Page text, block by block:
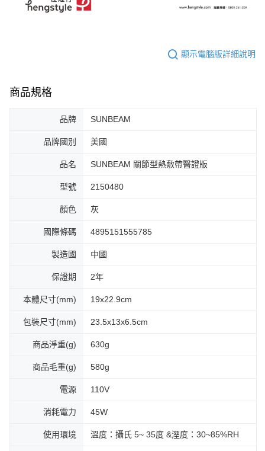
顯示電腦版詳細說明
商品規格
品牌 SUNBEAM
品牌國別 美國
品名 SUNBEAM 關節型熱敷帶醫證版
型號 2150480
顏色 灰
國際條碼 4895151555785
製造國 中國
保證期 2年
本體尺寸(mm) 19x22.9cm
包裝尺寸(mm) 23.5x13x6.5cm
商品淨重(g) 630g
商品毛重(g) 580g
電源 110V
消耗電力 45W
使用環境 溫度：攝氏 5~ 35度 &溼度：30~85%RH